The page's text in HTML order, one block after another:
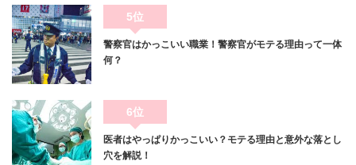
5位
警察官はかっこいい職業！警察官がモテる理由って一体
何？
6位
医者はやっぱりかっこいい？モテる理由と意外な落とし
穴を解説！